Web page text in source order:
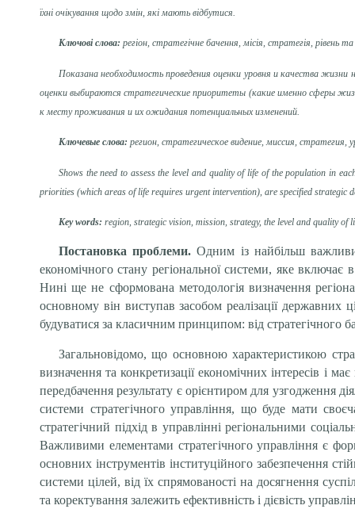
їхні очікування щодо змін, які мають відбутися.
Ключові слова: регіон, стратегічне бачення, місія, стратегія, рівень
Показана необходимость проведения оценки уровня и качества
оценки выбираются стратегические приоритеты (какие именно сферы
к месту проживания и их ожидания потенциальных изменений.
Ключевые слова: регион, стратегическое видение, миссия, стратегия,
Shows the need to assess the level and quality of life of the population in
priorities (which areas of life requires urgent intervention) are specified strategic
Key words: region, strategic vision, mission, strategy, the level and quality of
Постановка проблеми.Одним із найбільш
економічного стану регіональної системи, яке включає
Нині ще не сформована методологія визначення
основному він виступав засобом реалізації
будуватися за класичним принципом: від стратегічного
Загальновідомо, що основною характеристикою
визначення та конкретизації економічних інтересів і
передбачення результату є орієнтиром для узгодження
системи стратегічного управління, що буде мати
стратегічний підхід в управлінні регіональними
Важливими елементами стратегічного управління є
основних інструментів інституційного забезпечення
системи цілей, від їх спрямованості на досягнення
та коректування залежить ефективність і дієвість